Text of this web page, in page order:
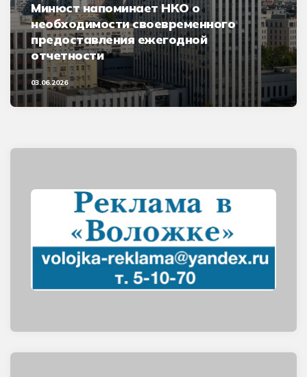
Минюст напоминает НКО о
необходимости своевременного
предоставления ежегодной
отчетности
03.06.2026